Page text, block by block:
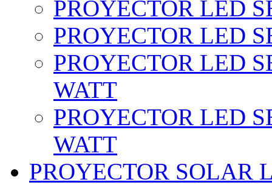
PROYECTOR LED
PROYECTOR LED
PROYECTOR LED
WATT
PROYECTOR LED
WATT
PROYECTOR SOLAR